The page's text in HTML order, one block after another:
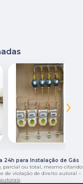
›
24h para Instalação de Gás
parcial ou total, mesmo citando
de violação de direito autoral –
.